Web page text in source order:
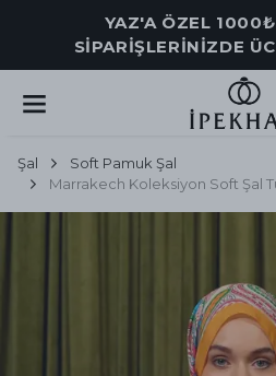
YAZ'A ÖZEL
SİPARİŞLERİNİZDE
Şal
Soft Pamuk Şal
Marrakech Koleksiyon Soft Şal